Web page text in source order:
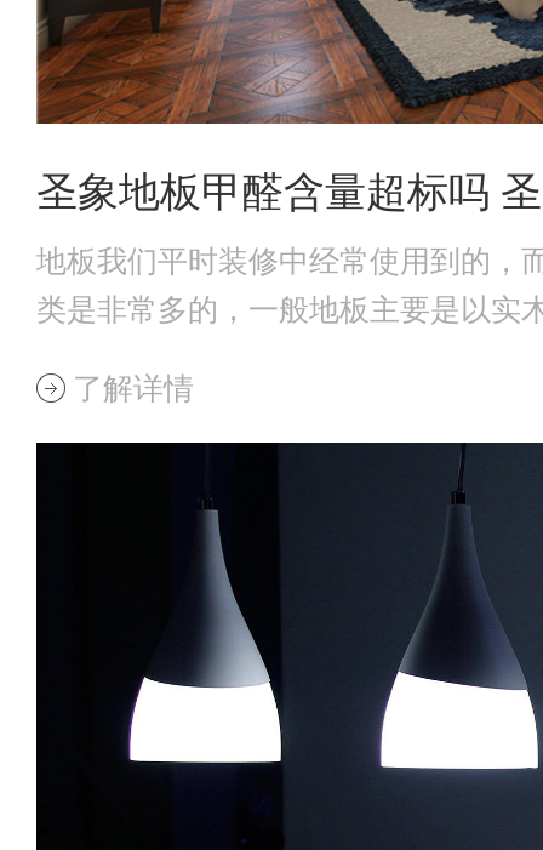
圣象地板甲醛含量超标吗
地板我们平时装修中经常使用到的，
类是非常多的，一般地板主要是以实
了解详情